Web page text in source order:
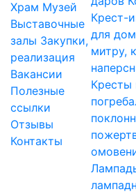
Храм Музей
Выставочные
залы Закупки,
реализация
Вакансии
Полезные
ссылки
Отзывы
Контакты
Крест-
для
митру,
Кресты